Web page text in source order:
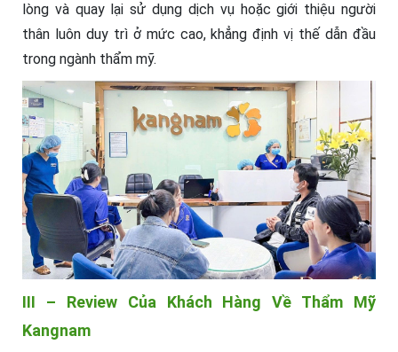
lòng và quay lại sử dụng dịch vụ hoặc giới thiệu người
thân luôn duy trì ở mức cao, khẳng định vị thế dẫn đầu
trong ngành thẩm mỹ.
III – Review Của Khách Hàng Về Thẩm Mỹ
Kangnam